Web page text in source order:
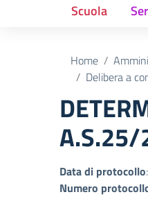
Scuola
Home
Delibera a
A.S.25/
Data di protocollo
Numero